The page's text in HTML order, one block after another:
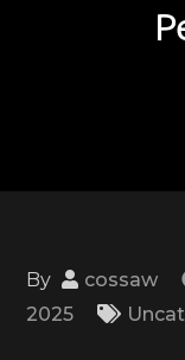
By cossaw
2025